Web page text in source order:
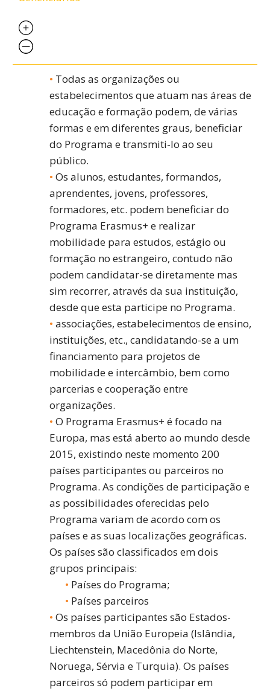
Todas as organizações ou
estabelecimentos que atuam nas áreas de
educação e formação podem, de várias
formas e em diferentes graus, beneficiar
do Programa e transmiti-lo ao seu
público.
Os alunos, estudantes, formandos,
aprendentes, jovens, professores,
formadores, etc. podem beneficiar do
Programa Erasmus+ e realizar
mobilidade para estudos, estágio ou
formação no estrangeiro, contudo não
podem candidatar-se diretamente mas
sim recorrer, através da sua instituição,
desde que esta participe no Programa.
associações, estabelecimentos de ensino,
instituições, etc., candidatando-se a um
financiamento para projetos de
mobilidade e intercâmbio, bem como
parcerias e cooperação entre
organizações.
O Programa Erasmus+ é focado na
Europa, mas está aberto ao mundo desde
2015, existindo neste momento 200
países participantes ou parceiros no
Programa. As condições de participação e
as possibilidades oferecidas pelo
Programa variam de acordo com os
países e as suas localizações geográficas.
Os países são classificados em dois
grupos principais:
Países do Programa;
Países parceiros
Os países participantes são Estados-
membros da União Europeia (Islândia,
Liechtenstein, Macedônia do Norte,
Noruega, Sérvia e Turquia). Os países
parceiros só podem participar em